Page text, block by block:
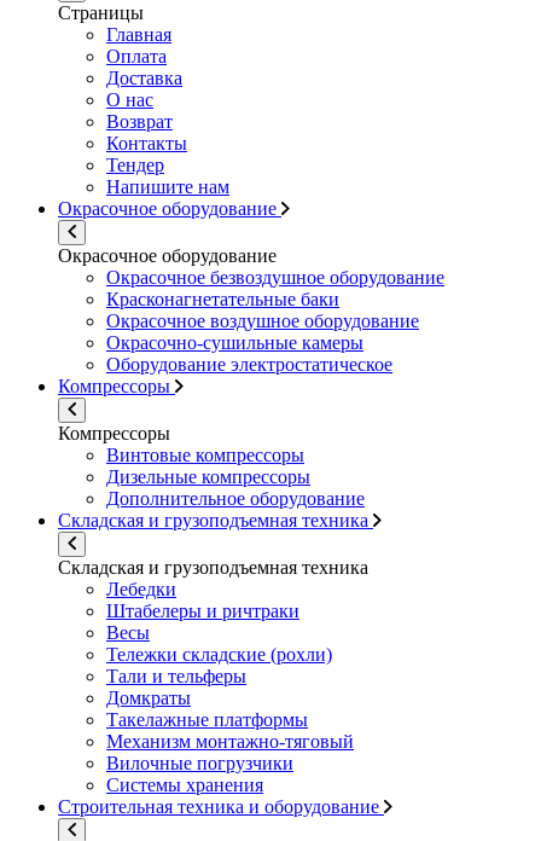
Страницы
Главная
Оплата
Доставка
О нас
Возврат
Контакты
Тендер
Напишите нам
Окрасочное оборудование
Окрасочное оборудование
Окрасочное безвоздушное оборудование
Красконагнетательные баки
Окрасочное воздушное оборудование
Окрасочно-сушильные камеры
Оборудование электростатическое
Компрессоры
Компрессоры
Винтовые компрессоры
Дизельные компрессоры
Дополнительное оборудование
Складская и грузоподъемная техника
Складская и грузоподъемная техника
Лебедки
Штабелеры и ричтраки
Весы
Тележки складские (рохли)
Тали и тельферы
Домкраты
Такелажные платформы
Механизм монтажно-тяговый
Вилочные погрузчики
Системы хранения
Строительная техника и оборудование